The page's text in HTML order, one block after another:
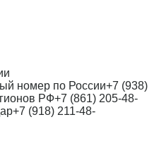
номер по России+7 (938)
РФ+7 (861) 205-48-
+7 (918) 211-48-